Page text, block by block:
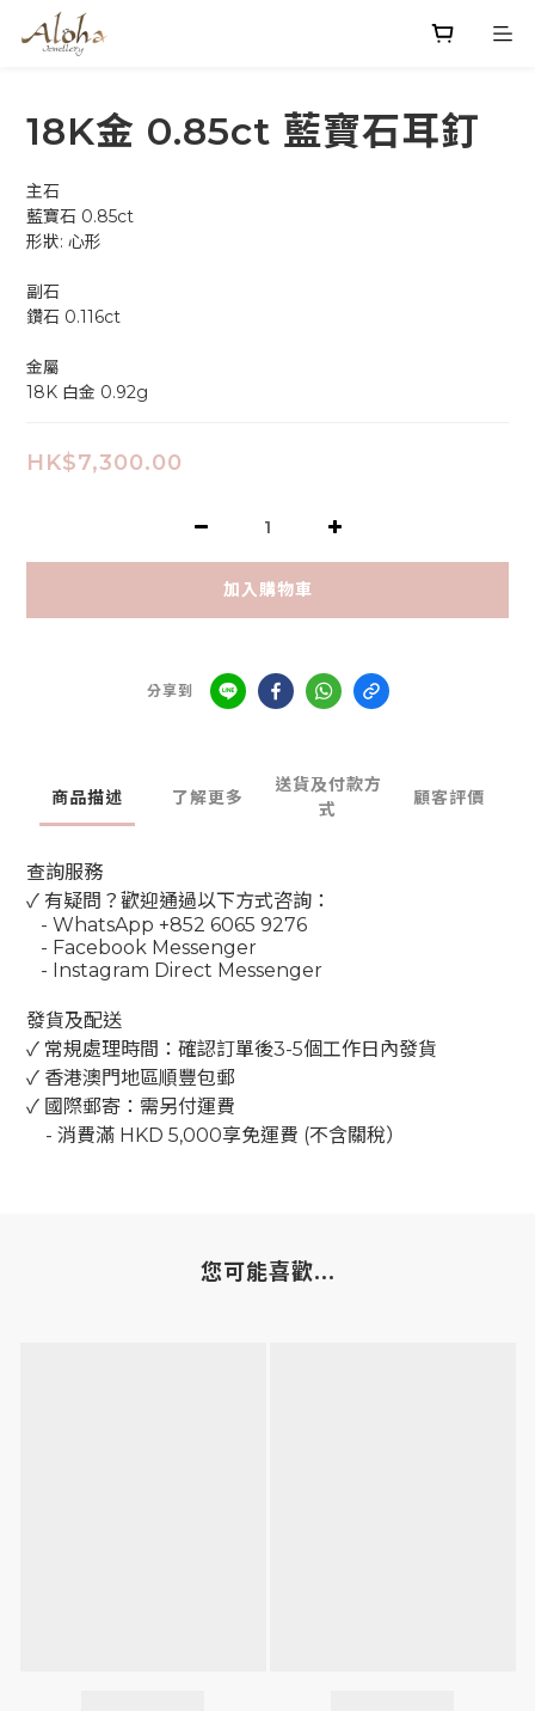
18K金 0.85ct 藍寶石耳釘
主石
藍寶石 0.85ct
形狀: 心形
副石
鑽石 0.116ct
金屬
18K 白金 0.92g
HK$7,300.00
加入購物車
分享到
商品描述 了解更多
送貨及付款方
式
顧客評價
查詢服務
✓ 有疑問？歡迎通過以下方式咨詢：
- WhatsApp +852 6065 9276
- Facebook Messenger
- Instagram Direct Messenger
發貨及配送
✓ 常規處理時間：確認訂單後3-5個工作日內發貨
✓ 香港澳門地區順豐包郵
✓ 國際郵寄：需另付運費
- 消費滿 HKD 5,000享免運費 (不含關稅）
您可能喜歡...